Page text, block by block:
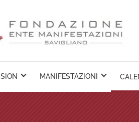
MANIFESTAZIONI